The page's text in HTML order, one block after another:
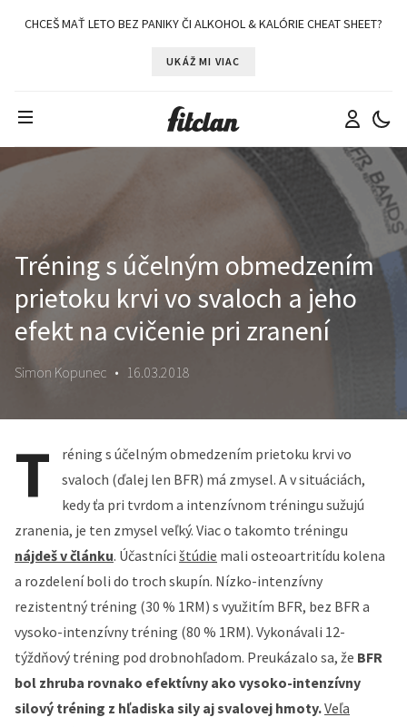
CHCEŠ MAŤ LETO BEZ PANIKY ČI ALKOHOL & KALÓRIE CHEAT SHEET?
UKÁŽ MI VIAC
Tréning s účelným obmedzením
prietoku krvi vo svaloch a jeho
efekt na cvičenie pri zranení
Simon Kopunec • 16.03.2018
T
réning s účelným obmedzením prietoku krvi vo
svaloch (ďalej len BFR) má zmysel. A v situáciách,
kedy ťa pri tvrdom a intenzívnom tréningu sužujú
zranenia, je ten zmysel veľký. Viac o takomto tréningu
nájdeš v článku. Účastníci štúdie mali osteoartritídu kolena
a rozdelení boli do troch skupín. Nízko-intenzívny
rezistentný tréning (30 % 1RM) s využitím BFR, bez BFR a
vysoko-intenzívny tréning (80 % 1RM). Vykonávali 12-
týždňový tréning pod drobnohľadom. Preukázalo sa, že BFR
bol zhruba rovnako efektívny ako vysoko-intenzívny
silový tréning z hľadiska sily aj svalovej hmoty.Veľa